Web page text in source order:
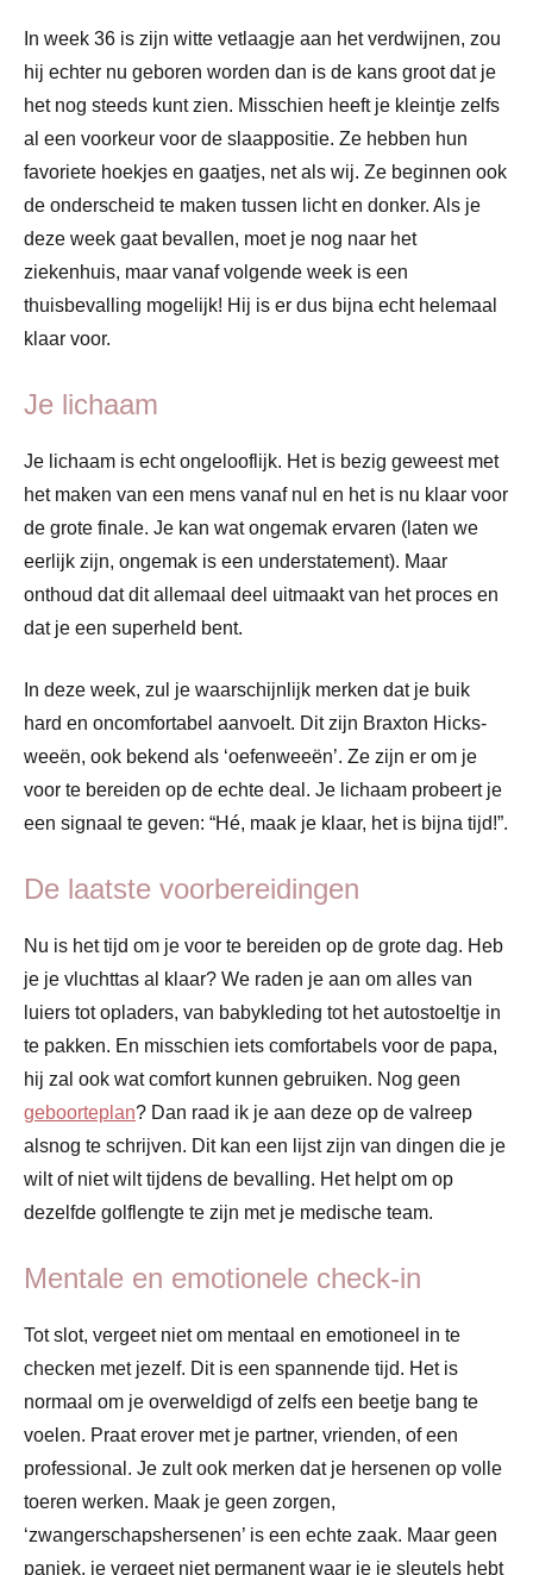
In week 36 is zijn witte vetlaagje aan het verdwijnen, zou
hij echter nu geboren worden dan is de kans groot dat je
het nog steeds kunt zien. Misschien heeft je kleintje zelfs
al een voorkeur voor de slaappositie. Ze hebben hun
favoriete hoekjes en gaatjes, net als wij. Ze beginnen ook
de onderscheid te maken tussen licht en donker. Als je
deze week gaat bevallen, moet je nog naar het
ziekenhuis, maar vanaf volgende week is een
thuisbevalling mogelijk! Hij is er dus bijna echt helemaal
klaar voor.
Je lichaam
Je lichaam is echt ongelooflijk. Het is bezig geweest met
het maken van een mens vanaf nul en het is nu klaar voor
de grote finale. Je kan wat ongemak ervaren (laten we
eerlijk zijn, ongemak is een understatement). Maar
onthoud dat dit allemaal deel uitmaakt van het proces en
dat je een superheld bent.
In deze week, zul je waarschijnlijk merken dat je buik
hard en oncomfortabel aanvoelt. Dit zijn Braxton Hicks-
weeën, ook bekend als ‘oefenweeën’. Ze zijn er om je
voor te bereiden op de echte deal. Je lichaam probeert je
een signaal te geven: “Hé, maak je klaar, het is bijna tijd!”.
De laatste voorbereidingen
Nu is het tijd om je voor te bereiden op de grote dag. Heb
je je vluchttas al klaar? We raden je aan om alles van
luiers tot opladers, van babykleding tot het autostoeltje in
te pakken. En misschien iets comfortabels voor de papa,
hij zal ook wat comfort kunnen gebruiken. Nog geen
geboorteplan? Dan raad ik je aan deze op de valreep
alsnog te schrijven. Dit kan een lijst zijn van dingen die je
wilt of niet wilt tijdens de bevalling. Het helpt om op
dezelfde golflengte te zijn met je medische team.
Mentale en emotionele check-in
Tot slot, vergeet niet om mentaal en emotioneel in te
checken met jezelf. Dit is een spannende tijd. Het is
normaal om je overweldigd of zelfs een beetje bang te
voelen. Praat erover met je partner, vrienden, of een
professional. Je zult ook merken dat je hersenen op volle
toeren werken. Maak je geen zorgen,
‘zwangerschapshersenen’ is een echte zaak. Maar geen
paniek, je vergeet niet permanent waar je je sleutels hebt